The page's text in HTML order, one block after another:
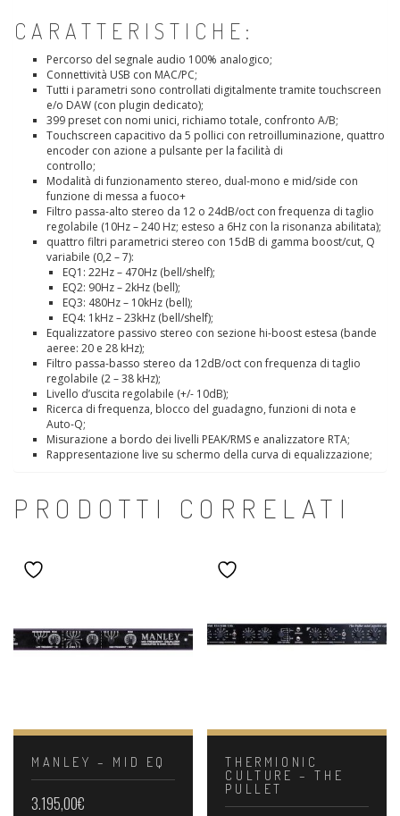
CARATTERISTICHE:
Percorso del segnale audio 100% analogico;
Connettività USB con MAC/PC;
Tutti i parametri sono controllati digitalmente tramite touchscreen
e/o DAW (con plugin dedicato);
399 preset con nomi unici, richiamo totale, confronto A/B;
Touchscreen capacitivo da 5 pollici con retroilluminazione, quattro
encoder con azione a pulsante per la facilità di
controllo;
Modalità di funzionamento stereo, dual-mono e mid/side con
funzione di messa a fuoco+
Filtro passa-alto stereo da 12 o 24dB/oct con frequenza di taglio
regolabile (10Hz – 240 Hz; esteso a 6Hz con la risonanza abilitata);
quattro filtri parametrici stereo con 15dB di gamma boost/cut, Q
variabile (0,2 – 7):
EQ1: 22Hz – 470Hz (bell/shelf);
EQ2: 90Hz – 2kHz (bell);
EQ3: 480Hz – 10kHz (bell);
EQ4: 1kHz – 23kHz (bell/shelf);
Equalizzatore passivo stereo con sezione hi-boost estesa (bande
aeree: 20 e 28 kHz);
Filtro passa-basso stereo da 12dB/oct con frequenza di taglio
regolabile (2 – 38 kHz);
Livello d’uscita regolabile (+/- 10dB);
Ricerca di frequenza, blocco del guadagno, funzioni di nota e
Auto-Q;
Misurazione a bordo dei livelli PEAK/RMS e analizzatore RTA;
Rappresentazione live su schermo della curva di equalizzazione;
PRODOTTI CORRELATI
MANLEY – MID EQ
3.195,00€
THERMIONIC
CULTURE – THE
PULLET